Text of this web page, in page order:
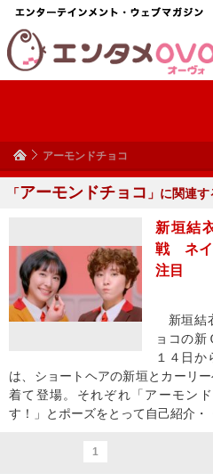
アーモンドチョコ
「アーモンドチョコ 」に関連す
新垣結
戦 ネイ
注目
新垣結
ョコの新
１４日
は、ショートヘアの新垣とカーリ
着て登場。それぞれ「アーモン
す！」とポーズをとって自己紹介・
1